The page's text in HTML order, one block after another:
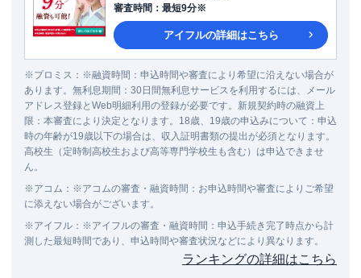
審査時間 ： 最短9分※
アイフルの詳細はこちら
※プロミス ： ※融資時間：申込時間や審査により希望に沿えない場合が
あります。無利息期間：30日間無利息サービスを利用するには、メール
アドレス登録とWeb明細利用の登録が必要です。新規契約時の融資上
限：本審査により決定となります。18歳、19歳の申込みについて：申込
時の年齢が19歳以下の場合は、収入証明書類の提出が必須となります。
高校生（定時制高校生および高等専門学校生も含む）は申込できませ
ん。
※アコム ： ※アコムの審査・融資時間：お申込時間や審査によりご希望
に添えない場合がございます。
※アイフル ： ※アイフルの審査・融資時間：申込手続き完了時点から計
測した最短時間であり、申込時間や審査状況などにより異なります。
ランキングの詳細はこちら